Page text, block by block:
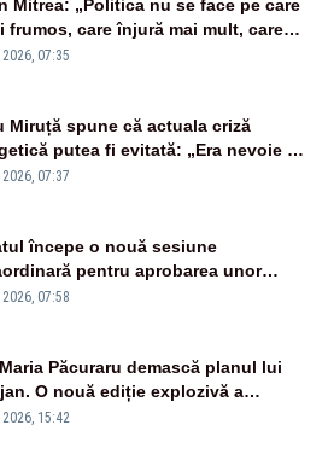
Mitrea: „Politica nu se face pe care
frumos, care înjură mai mult, care
tare, ci pe proiecte”
07:35
Miruță spune că actuala criză
putea fi evitată: „Era nevoie să
iarna car și vara sanie”
07:37
începe o nouă sesiune
pentru aprobarea unor
din PNRR
07:58
Păcuraru demască planul lui
O nouă ediție explozivă a
„Miza Zilei” la Realitatea PLUS
15:42